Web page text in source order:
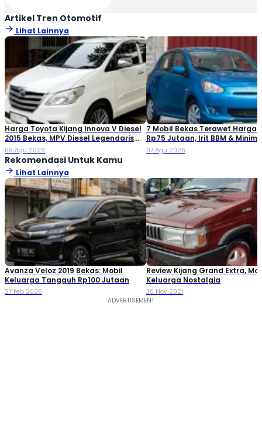
Artikel Tren Otomotif
Lihat Lainnya
Harga Toyota Kijang Innova V Diesel
2015 Bekas, MPV Diesel Legendaris
yang Masih Dicari
08 Agu 2026
7 Mobil Bekas Terawet Harga
Rp75 Jutaan, Irit BBM & Minim
07 Agu 2026
Rekomendasi Untuk Kamu
Lihat Lainnya
Avanza Veloz 2019 Bekas: Mobil
Keluarga Tangguh Rp100 Jutaan
27 Feb 2026
Review Kijang Grand Extra,
Keluarga Nostalgia
30 Nov 2021